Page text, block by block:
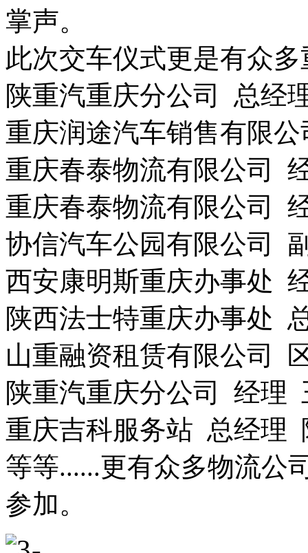
掌声。
此次交车仪式更是有众
陕重汽重庆分公司 总经
重庆润途汽车销售有限
重庆春泰物流有限公司
重庆春泰物流有限公司
协信汽车公园有限公司
西安康明斯重庆办事处
陕西法士特重庆办事处
山重融资租赁有限公司
陕重汽重庆分公司 经理
重庆吉科服务站 总经理
等等......更有众多物流公
参加。